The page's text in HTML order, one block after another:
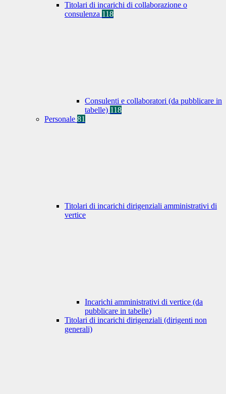
Titolari di incarichi di collaborazione o
consulenza 118
Consulenti e collaboratori (da pubblicare in
tabelle) 118
Personale 81
Titolari di incarichi dirigenziali amministrativi di
vertice
Incarichi amministrativi di vertice (da
pubblicare in tabelle)
Titolari di incarichi dirigenziali (dirigenti non
generali)